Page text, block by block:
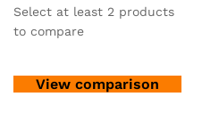
Select at least 2 products
to compare
View comparison